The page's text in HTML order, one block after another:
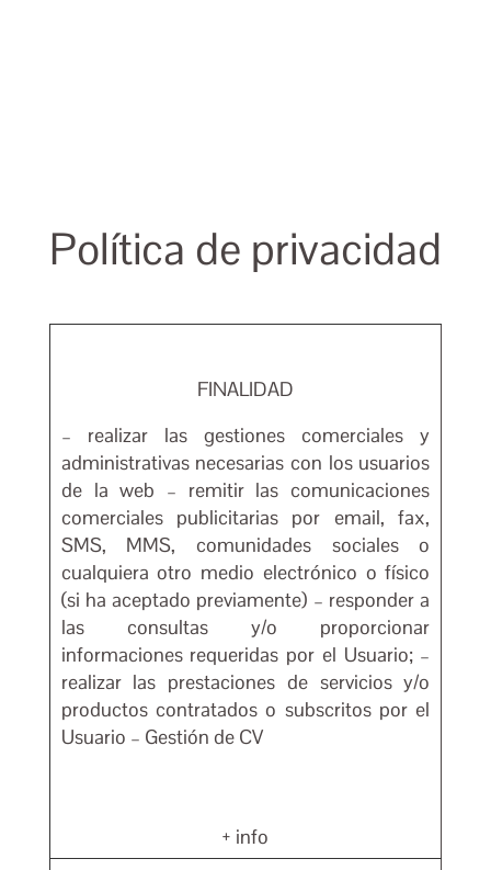
Política de privacidad
FINALIDAD
– realizar las gestiones comerciales y
administrativas necesarias con los usuarios
de la web – remitir las comunicaciones
comerciales publicitarias por email, fax,
SMS, MMS, comunidades sociales o
cualquiera otro medio electrónico o físico
(si ha aceptado previamente) – responder a
las consultas y/o proporcionar
informaciones requeridas por el Usuario; –
realizar las prestaciones de servicios y/o
productos contratados o subscritos por el
Usuario – Gestión de CV
+ info